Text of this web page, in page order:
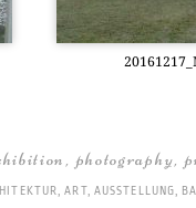
, photography,
,ART, AUSSTELLUNG,